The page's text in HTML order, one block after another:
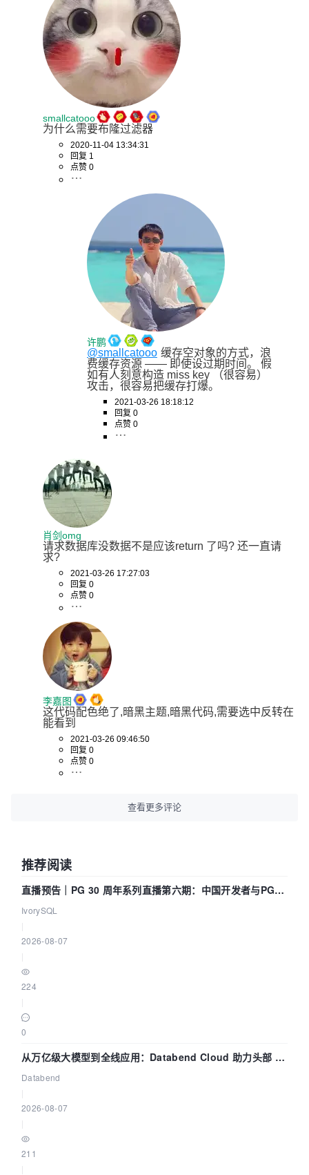
smallcatooo
为什么需要布隆过滤器
2020-11-04 13:34:31
回复 1
点赞 0
许鹏
@smallcatooo 缓存空对象的方式，浪
费缓存资源 —— 即使设过期时间。 假
如有人刻意构造 miss key （很容易）
攻击，很容易把缓存打爆。
2021-03-26 18:18:12
回复 0
点赞 0
肖剑omg
请求数据库没数据不是应该return 了吗? 还一直请
求?
2021-03-26 17:27:03
回复 0
点赞 0
李嘉图
这代码配色绝了,暗黑主题,暗黑代码,需要选中反转在
能看到
2021-03-26 09:46:50
回复 0
点赞 0
查看更多评论
推荐阅读
直播预告｜PG 30 周年系列直播第六期：中国开发者与PG内
核——我们改得动吗？我们贡献了什么？
IvorySQL
2026-08-07
224
0
从万亿级大模型到全线应用：Databend Cloud 助力头部 AI
企业构建全链路 Trace 数据管道
Databend
2026-08-07
211